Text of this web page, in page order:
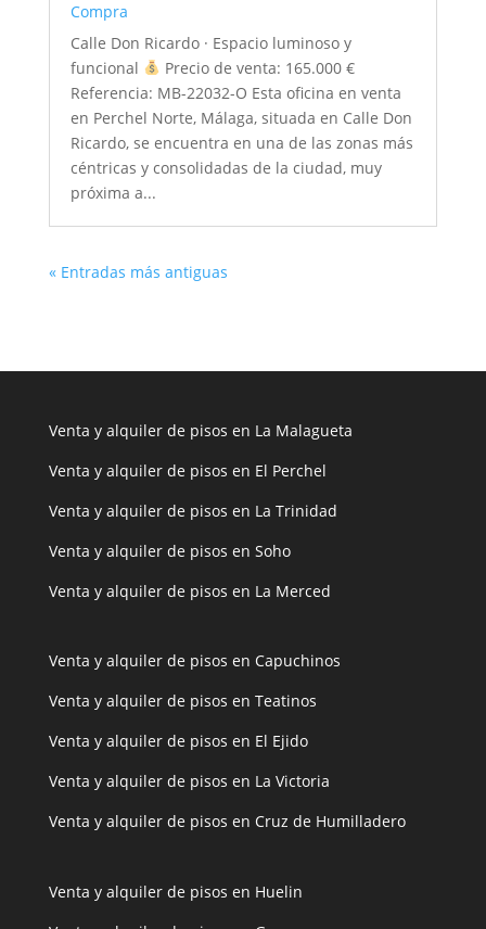
Compra
Calle Don Ricardo · Espacio luminoso y
funcional
Precio de venta: 165.000 €
Referencia: MB-22032-O Esta oficina en venta
en Perchel Norte, Málaga, situada en Calle Don
Ricardo, se encuentra en una de las zonas más
céntricas y consolidadas de la ciudad, muy
próxima a...
« Entradas más antiguas
Venta y alquiler de pisos en La Malagueta
Venta y alquiler de pisos en El Perchel
Venta y alquiler de pisos en La Trinidad
Venta y alquiler de pisos en Soho
Venta y alquiler de pisos en La Merced
Venta y alquiler de pisos en Capuchinos
Venta y alquiler de pisos en Teatinos
Venta y alquiler de pisos en El Ejido
Venta y alquiler de pisos en La Victoria
Venta y alquiler de pisos en Cruz de Humilladero
Venta y alquiler de pisos en Huelin